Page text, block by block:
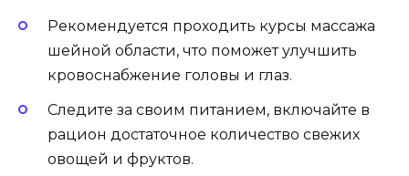
Рекомендуется проходить курсы массажа
шейной области, что поможет улучшить
кровоснабжение головы и глаз.
Следите за своим питанием, включайте в
рацион достаточное количество свежих
овощей и фруктов.